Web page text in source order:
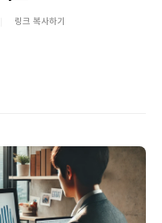
링크 복사하기